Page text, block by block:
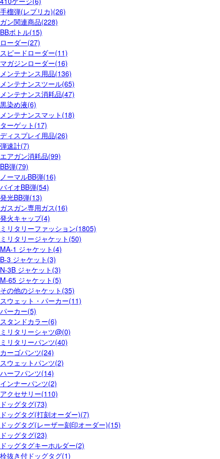
手榴弾(レプリカ)(26)
ガン関連商品(228)
BBボトル(15)
ローダー(27)
スピードローダー(11)
マガジンローダー(16)
メンテナンス用品(136)
メンテナンスツール(65)
メンテナンス消耗品(47)
黒染め液(6)
メンテナンスマット(18)
ターゲット(17)
ディスプレイ用品(26)
弾速計(7)
エアガン消耗品(99)
BB弾(79)
ノーマルBB弾(16)
バイオBB弾(54)
発光BB弾(13)
ガスガン専用ガス(16)
発火キャップ(4)
ミリタリーファッション(1805)
ミリタリージャケット(50)
MA-1 ジャケット(4)
B-3 ジャケット(3)
N-3B ジャケット(3)
M-65 ジャケット(5)
その他のジャケット(35)
スウェット・パーカー(11)
パーカー(5)
スタンドカラー(6)
ミリタリーシャツ@(0)
ミリタリーパンツ(40)
カーゴパンツ(24)
スウェットパンツ(2)
ハーフパンツ(14)
インナーパンツ(2)
アクセサリー(110)
ドッグタグ(73)
ドッグタグ(打刻オーダー)(7)
ドッグタグ(レーザー刻印オーダー)(15)
ドッグタグ(23)
ドッグタグキーホルダー(2)
栓抜き付ドッグタグ(1)